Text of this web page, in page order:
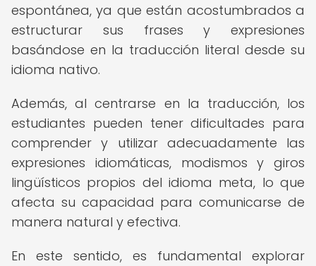
espontánea, ya que están acostumbrados a
estructurar sus frases y expresiones
basándose en la traducción literal desde su
idioma nativo.
Además, al centrarse en la traducción, los
estudiantes pueden tener dificultades para
comprender y utilizar adecuadamente las
expresiones idiomáticas, modismos y giros
lingüísticos propios del idioma meta, lo que
afecta su capacidad para comunicarse de
manera natural y efectiva.
En este sentido, es fundamental explorar